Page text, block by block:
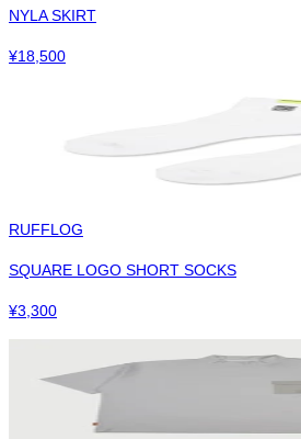
NYLA SKIRT
¥18,500
RUFFLOG
SQUARE LOGO SHORT SOCKS
¥3,300